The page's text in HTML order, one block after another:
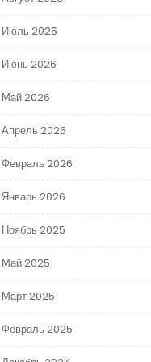
Июль 2026
Июнь 2026
Май 2026
Апрель 2026
Февраль 2026
Январь 2026
Ноябрь 2025
Май 2025
Март 2025
Февраль 2025